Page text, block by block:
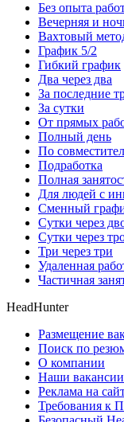
Без опыта
Вечерняя и
Вахтовый
График 5/2
Гибкий график
Два через два
За последние
За сутки
От прямых
Полный день
По
Подработка
Полная
Для людей с
Сменный
Сутки через
Сутки через
Три через три
Удаленная
Частичная
HeadHunter
Размещение
Поиск по
О компании
Наши вакансии
Реклама на
Требования к